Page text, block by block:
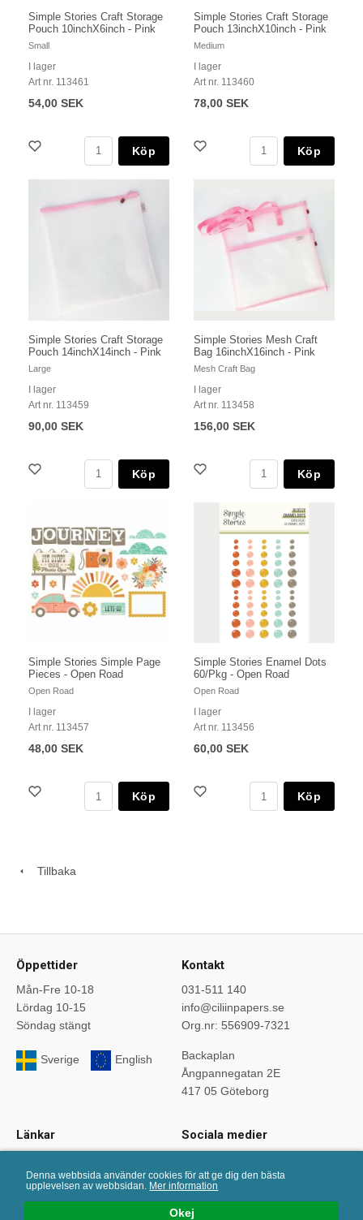
Okej
Denna webbsida använder cookies för att ge dig den bästa
upplevelsen av webbsidan. Mer information
Simple Stories Craft Storage
Pouch 10inchX6inch - Pink
Small
I lager
Art nr. 113461
54,00 SEK
Köp
Simple Stories Craft Storage
Pouch 13inchX10inch - Pink
Medium
I lager
Art nr. 113460
78,00 SEK
Köp
Simple Stories Craft Storage
Pouch 14inchX14inch - Pink
Large
I lager
Art nr. 113459
90,00 SEK
Köp
Simple Stories Mesh Craft
Bag 16inchX16inch - Pink
Mesh Craft Bag
I lager
Art nr. 113458
156,00 SEK
Köp
Simple Stories Simple Page
Pieces - Open Road
Open Road
I lager
Art nr. 113457
48,00 SEK
Köp
Simple Stories Enamel Dots
60/Pkg - Open Road
Open Road
I lager
Art nr. 113456
60,00 SEK
Köp
Tillbaka
Öppettider
Mån-Fre 10-18
Lördag 10-15
Söndag stängt
Sverige English
Kontakt
031-511 140
info@ciliinpapers.se
Org.nr: 556909-7321
Backaplan
Ångpannegatan 2E
417 05 Göteborg
Länkar
Om oss
Köpvillkor
Sociala medier